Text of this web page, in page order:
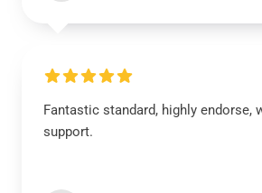
Fantastic standard, highly endorse,
support.